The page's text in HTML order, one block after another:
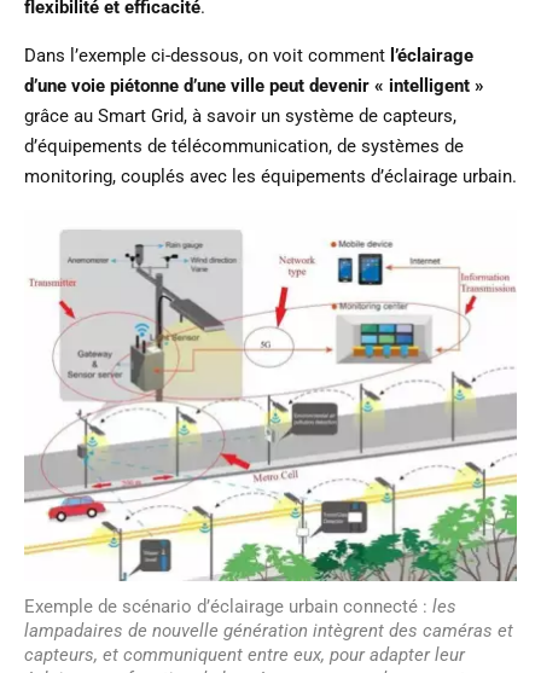
flexibilité et efficacité.
Dans l’exemple ci-dessous, on voit comment l’éclairage
d’une voie piétonne d’une ville peut devenir « intelligent »
grâce au Smart Grid, à savoir un système de capteurs,
d’équipements de télécommunication, de systèmes de
monitoring, couplés avec les équipements d’éclairage urbain.
Exemple de scénario d’éclairage urbain connecté : les
lampadaires de nouvelle génération intègrent des caméras et
capteurs, et communiquent entre eux, pour adapter leur